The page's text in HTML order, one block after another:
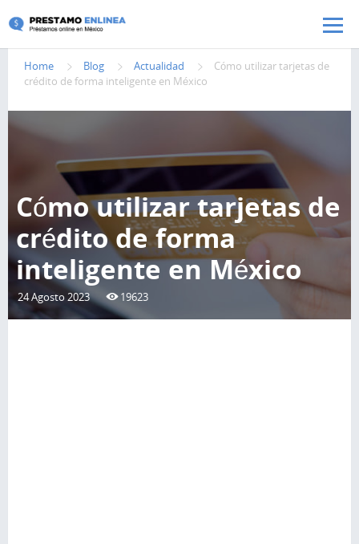
Pasar al contenido principal
Home Blog Actualidad
Cómo utilizar tarjetas de
crédito de forma inteligente en México
Cómo utilizar tarjetas de
crédito de forma
inteligente en México
24 Agosto 2023 19623